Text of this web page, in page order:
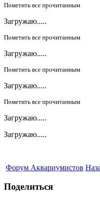
Пометить все прочитанным
Загружаю.....
Пометить все прочитанным
Загружаю.....
Пометить все прочитанным
Загружаю.....
Пометить все прочитанным
Загружаю.....
Загружаю.....
Форум Аквариумистов
Поделиться